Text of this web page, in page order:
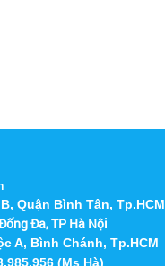
Quận Bình Tân, Tp.HCM
Đa, TP Hà Nội
A, Bình Chánh, Tp.HCM
(Ms Hà)